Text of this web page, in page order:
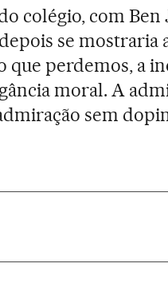
colégio, com
se mostraria
que perdemos, a
moral. A
sem